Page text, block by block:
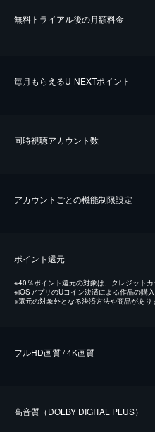
無料トライアル後の⽉額料金
毎⽉もらえるU-NEXTポイント
同時視聴アカウント数
アカウントごとの機能制限設定
ポイント還元
※40％ポイント還元の対象は、クレジット
※iOSアプリのUコイン決済による作品の購
※還元の対象外となる決済方法や商品があり
フルHD画質 / 4K画質
⾼⾳質（DOLBY DIGITAL PLUS）